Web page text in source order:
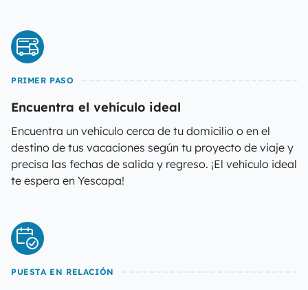
PRIMER PASO
Encuentra el vehículo ideal
Encuentra un vehículo cerca de tu domicilio o en el
destino de tus vacaciones según tu proyecto de viaje y
precisa las fechas de salida y regreso. ¡El vehículo ideal
te espera en Yescapa!
PUESTA EN RELACIÓN